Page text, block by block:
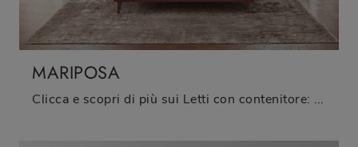
MARIPOSA
Clicca e scopri di più sui Letti con contenitore: se vuoi modelli matrimoniali moderni, il modello Mariposa Oggioni fa al caso tuo.